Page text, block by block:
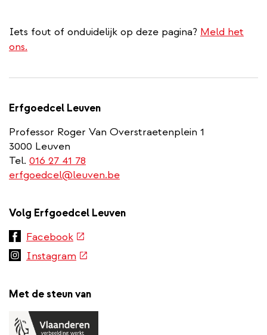
Iets fout of onduidelijk op deze pagina? Meld het
ons.
Erfgoedcel Leuven
Professor Roger Van Overstraetenplein 1
3000 Leuven
Tel. 016 27 41 78
erfgoedcel@leuven.be
Volg Erfgoedcel Leuven
Facebook(externe
link)
Instagram (externe
Met de steun van